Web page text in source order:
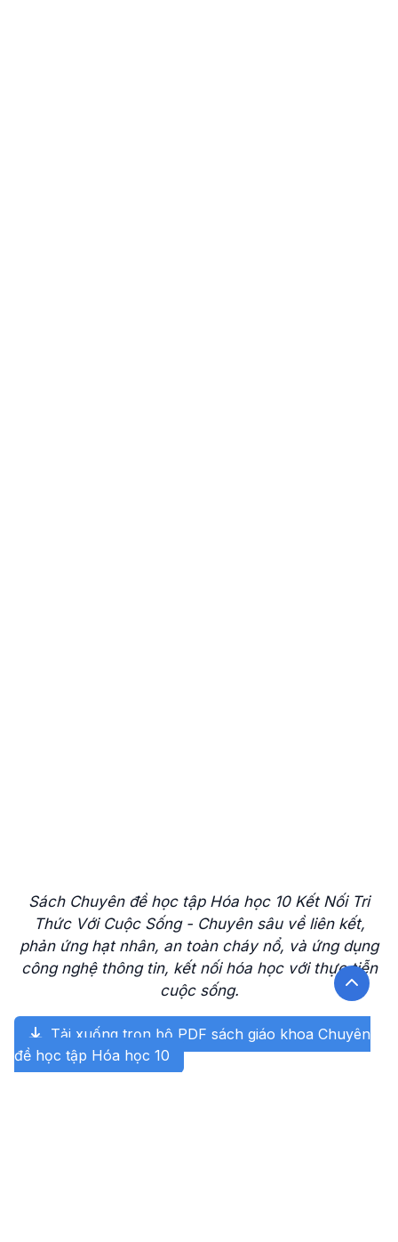
Sách Chuyên đề học tập Hóa học 10 Kết Nối Tri
Thức Với Cuộc Sống - Chuyên sâu về liên kết,
phản ứng hạt nhân, an toàn cháy nổ, và ứng dụng
công nghệ thông tin, kết nối hóa học với thực tiễn
cuộc sống.
Tải xuống trọn bộ PDF sách giáo khoa Chuyên
đề học tập Hóa học 10